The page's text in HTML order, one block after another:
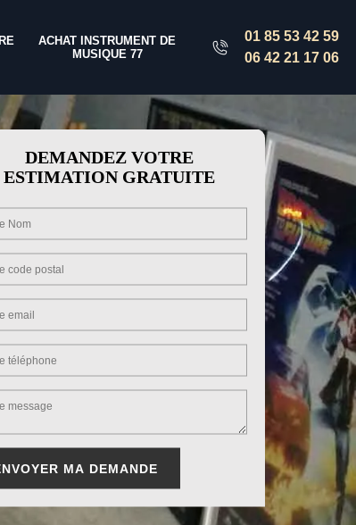
ACHAT INSTRUMENT DE
MUSIQUE 77
01 85 53 42 59
06 42 21 17 06
DEMANDEZ VOTRE
ESTIMATION GRATUITE